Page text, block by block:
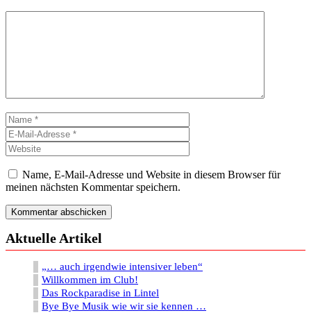
Name
Mail-
Adresse
Name, E-Mail-Adresse und Website in diesem Browser für
meinen nächsten Kommentar speichern.
Aktuelle Artikel
„… auch irgendwie intensiver leben“
Willkommen im Club!
Das Rockparadise in Lintel
Bye Bye Musik wie wir sie kennen …